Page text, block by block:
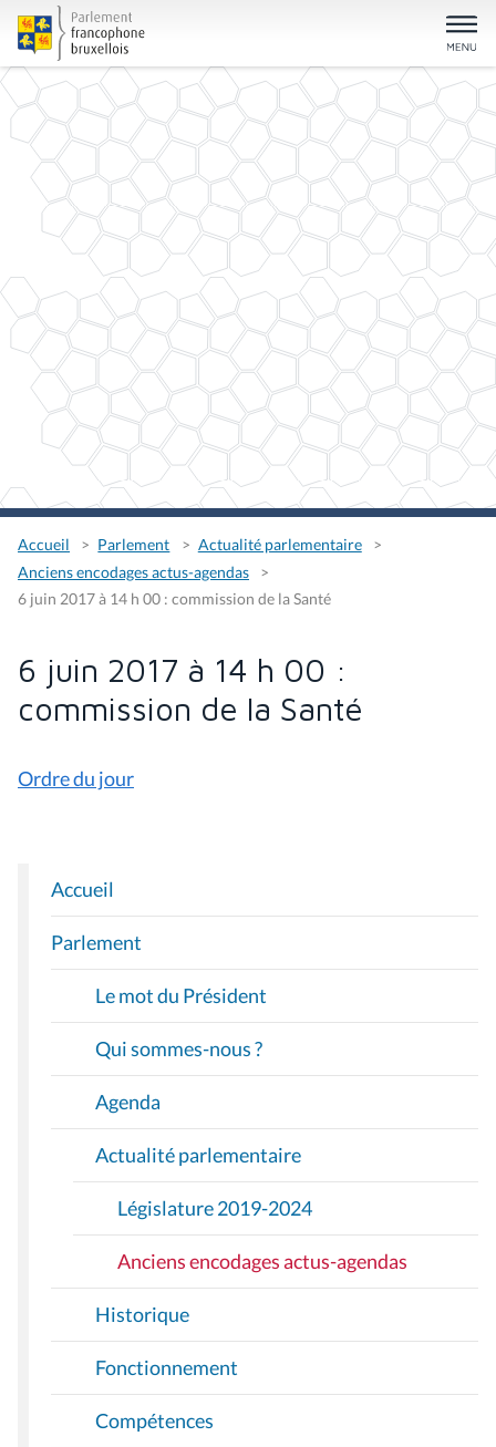
Accueil Parlement
Actualité parlementaire
Anciens encodages actus-agendas
6 juin 2017 à 14 h 00 : commission de la Santé
6 juin 2017 à 14 h 00 :
commission de la Santé
Ordre du jour
N
A
V
G
T
O
Accueil
Parlement
Le mot du Président
Qui sommes-nous ?
Agenda
Actualité parlementaire
Législature 2019-2024
Anciens encodages actus-agendas
Historique
Fonctionnement
Compétences